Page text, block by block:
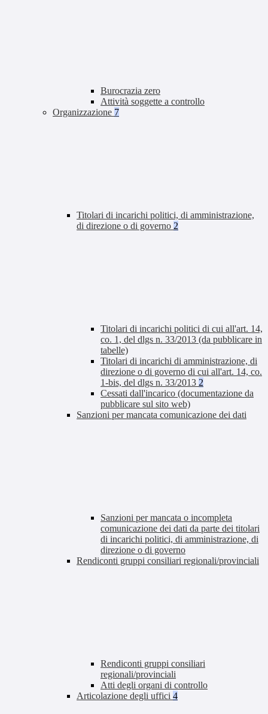
Burocrazia zero
Attività soggette a controllo
Organizzazione 7
Titolari di incarichi politici, di amministrazione,
di direzione o di governo 2
Titolari di incarichi politici di cui all'art. 14,
co. 1, del dlgs n. 33/2013 (da pubblicare in
tabelle)
Titolari di incarichi di amministrazione, di
direzione o di governo di cui all'art. 14, co.
1-bis, del dlgs n. 33/2013 2
Cessati dall'incarico (documentazione da
pubblicare sul sito web)
Sanzioni per mancata comunicazione dei dati
Sanzioni per mancata o incompleta
comunicazione dei dati da parte dei titolari
di incarichi politici, di amministrazione, di
direzione o di governo
Rendiconti gruppi consiliari regionali/provinciali
Rendiconti gruppi consiliari
regionali/provinciali
Atti degli organi di controllo
Articolazione degli uffici 4